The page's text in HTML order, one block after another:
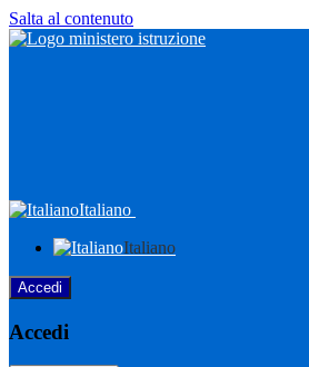
Salta al contenuto
Italiano
Italiano
Accedi
Accedi